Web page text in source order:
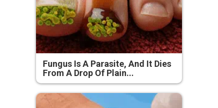
Fungus Is A Parasite, And It Dies
From A Drop Of Plain...